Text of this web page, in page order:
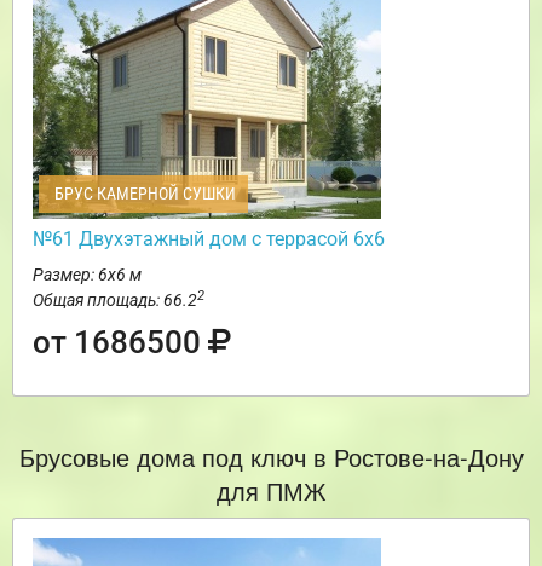
БРУС КАМЕРНОЙ СУШКИ
№61 Двухэтажный дом с террасой 6х6
Размер: 6х6 м
Общая площадь: 66.22
от 1686500
Брусовые дома под ключ в Ростове-на-Дону
для ПМЖ